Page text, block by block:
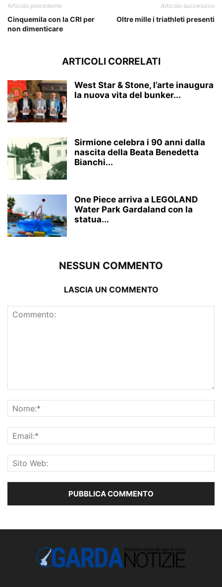
Articolo precedente
Cinquemila con la CRI per
non dimenticare
Articolo successivo
Oltre mille i triathleti presenti
ARTICOLI CORRELATI
West Star & Stone, l’arte inaugura
la nuova vita del bunker...
Sirmione celebra i 90 anni dalla
nascita della Beata Benedetta
Bianchi...
One Piece arriva a LEGOLAND
Water Park Gardaland con la
statua...
NESSUN COMMENTO
LASCIA UN COMMENTO